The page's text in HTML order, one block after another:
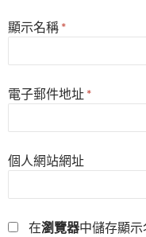
顯示名稱 *
電子郵件地址 *
個人網站網址
在瀏覽器中儲存顯